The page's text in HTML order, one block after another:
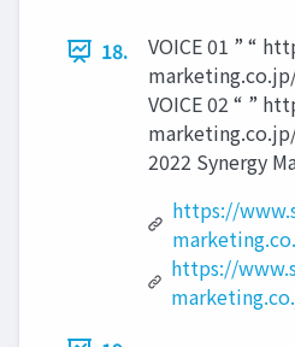
18.
VOICE 01 ” “
VOICE 02 “ ”
2022 Synergy
https://
https://